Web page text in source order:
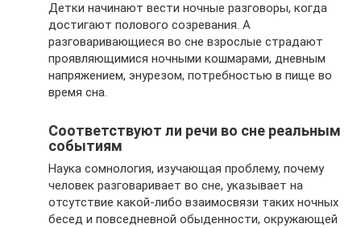
Детки начинают вести ночные разговоры, когда
достигают полового созревания. А
разговаривающиеся во сне взрослые страдают
проявляющимися ночными кошмарами, дневным
напряжением, энурезом, потребностью в пище во
время сна.
Соответствуют ли речи во сне реальным
событиям
Наука сомнология, изучающая проблему, почему
человек разговаривает во сне, указывает на
отсутствие какой-либо взаимосвязи таких ночных
бесед и повседневной обыденности, окружающей